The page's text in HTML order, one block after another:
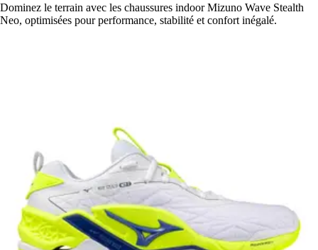
Dominez le terrain avec les chaussures indoor Mizuno Wave Stealth
Neo, optimisées pour performance, stabilité et confort inégalé.